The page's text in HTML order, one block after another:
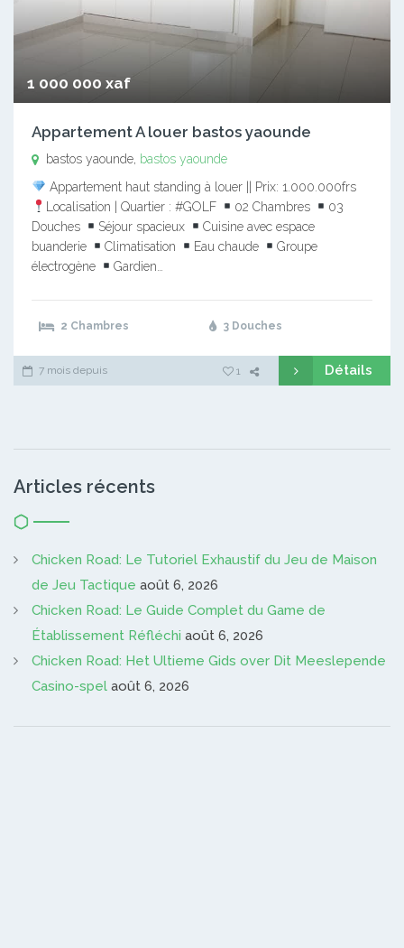
1 000 000 xaf
Appartement A louer bastos yaounde
bastos yaounde, bastos yaounde
Appartement haut standing à louer || Prix: 1.000.000frs
Localisation | Quartier : #GOLF
02 Chambres
03
Douches
Séjour spacieux
Cuisine avec espace
buanderie
Climatisation Eau chaude
Groupe
électrogène
Gardien…
2 Chambres 3 Douches
7 mois depuis 1 Détails
Articles récents
Chicken Road: Le Tutoriel Exhaustif du Jeu de Maison
de Jeu Tactique août 6, 2026
Chicken Road: Le Guide Complet du Game de
Établissement Réfléchi août 6, 2026
Chicken Road: Het Ultieme Gids over Dit Meeslepende
Casino-spel août 6, 2026